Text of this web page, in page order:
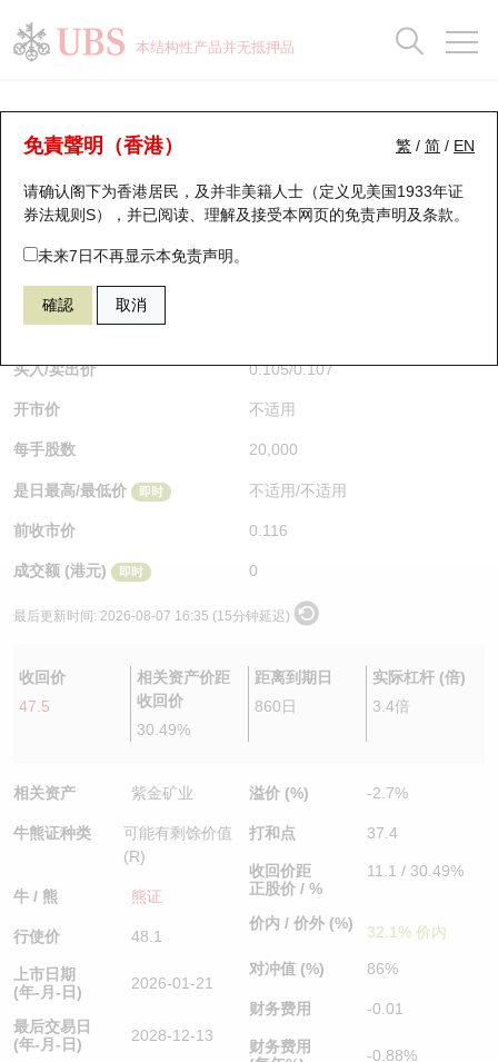
本结构性产品并无抵押品
繁 / 简 / EN
免責聲明（香港）
请确认阁下为香港居民，及并非美籍人士（定义见美国1933年证
券法规则S），并已阅读、理解及接受本网页的免责声明及条款。
未来7日不再显示本免责声明。
確認 取消
牛熊证分析仪
表现 街货统计 比较
57434 瑞银熊证 2899 紫金矿业
$0.107 0.009
买入/卖出价 0.105/0.107
开市价 不适用
每手股数 20,000
是日最高/最低价 即时 不适用/不适用
前收市价 0.116
成交额 (港元) 即时 0
最后更新时间: 2026-08-07 16:35 (15分钟延迟)
收回价
47.5
相关资产价距
收回价
30.49%
距离到期日
860日
实际杠杆 (倍)
3.4倍
相关资产 紫金矿业
牛熊证种类
可能有剩馀价值
(R)
牛 / 熊 熊证
行使价 48.1
上市日期
(年-月-日)
2026-01-21
最后交易日
(年-月-日)
2028-12-13
溢价 (%) -2.7%
打和点 37.4
收回价距
正股价 / %
11.1 / 30.49%
价内 / 价外 (%) 32.1% 价内
对冲值 (%) 86%
财务费用 -0.01
财务费用
-0.88%
瑞银认股证一览
新发行瑞银认股证
即将到期认股证
认股证到期结算价查找
认股证分析仪
认股证速算机
认股证/牛熊证日志
认股证文件及公告
街货统计
比较
牛熊全景快搜
牛熊证搜寻
牛熊证街货分布图
正股牛熊证列表
新发行瑞银牛熊证
已收回牛熊证剩余价值
牛熊证到期结算价查找
牛熊证分析仪
牛熊证文件及公告
街货统计
比较
十大升幅/跌幅
十大认股证成交分布
十天股证占大市成交
资金流
街货统计
三十大平均引伸波幅
正股分析仪
二十大活跃股份
恒指成份股
国指成份股
科指成份股
相关资产沽空
中资ETFs溢价比较
AH 股价对照
持股比重
显示所有持股比重
每月轮证大市专题
轮证专栏
讲座及教育短片
认股证投资者教育
牛熊证投资者教育
认股证牛熊证常问问题